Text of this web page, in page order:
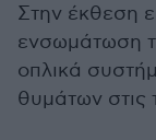
Στην έκθεση
ενσωμάτωση
οπλικά
θυμάτων στις